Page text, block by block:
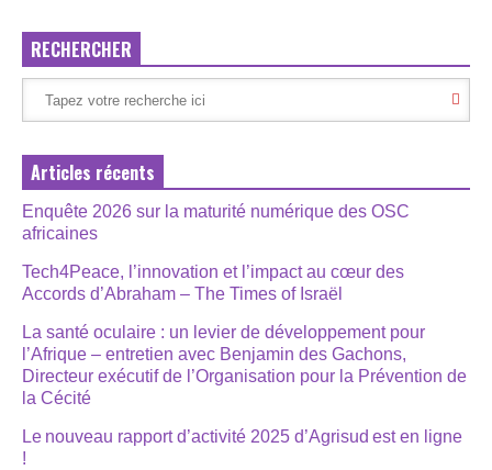
RECHERCHER
Articles récents
Enquête 2026 sur la maturité numérique des OSC
africaines
Tech4Peace, l’innovation et l’impact au cœur des
Accords d’Abraham – The Times of Israël
La santé oculaire : un levier de développement pour
l’Afrique – entretien avec Benjamin des Gachons,
Directeur exécutif de l’Organisation pour la Prévention de
la Cécité
Le nouveau rapport d’activité 2025 d’Agrisud est en ligne
!